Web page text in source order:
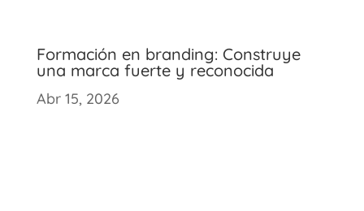
Formación en branding: Construye
una marca fuerte y reconocida
Abr 15, 2026